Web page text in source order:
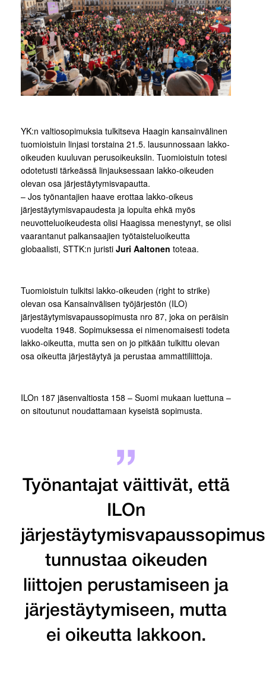
YK:n valtiosopimuksia tulkitseva Haagin kansainvälinen
tuomioistuin linjasi torstaina 21.5. lausunnossaan lakko-
oikeuden kuuluvan perusoikeuksiin. Tuomioistuin totesi
odotetusti tärkeässä linjauksessaan lakko-oikeuden
olevan osa järjestäytymisvapautta.
– Jos työnantajien haave erottaa lakko-oikeus
järjestäytymisvapaudesta ja lopulta ehkä myös
neuvotteluoikeudesta olisi Haagissa menestynyt, se olisi
vaarantanut palkansaajien työtaisteluoikeutta
globaalisti, STTK:n juristi Juri Aaltonen toteaa.
Tuomioistuin tulkitsi lakko-oikeuden (right to strike)
olevan osa Kansainvälisen työjärjestön (ILO)
järjestäytymisvapaussopimusta nro 87, joka on peräisin
vuodelta 1948. Sopimuksessa ei nimenomaisesti todeta
lakko-oikeutta, mutta sen on jo pitkään tulkittu olevan
osa oikeutta järjestäytyä ja perustaa ammattiliittoja.
ILOn 187 jäsenvaltiosta 158 – Suomi mukaan luettuna –
on sitoutunut noudattamaan kyseistä sopimusta.
Työnantajat väittivät, että
ILOn
järjestäytymisvapaussopimus
tunnustaa oikeuden
liittojen perustamiseen ja
järjestäytymiseen, mutta
ei oikeutta lakkoon.